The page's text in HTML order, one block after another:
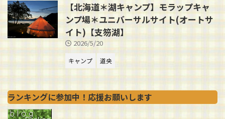
【北海道＊湖キャンプ】モラップキャ
ンプ場＊ユニバーサルサイト(オートサ
イト)【支笏湖】
2026/5/20
キャンプ 道央
ランキングに参加中！応援お願いします